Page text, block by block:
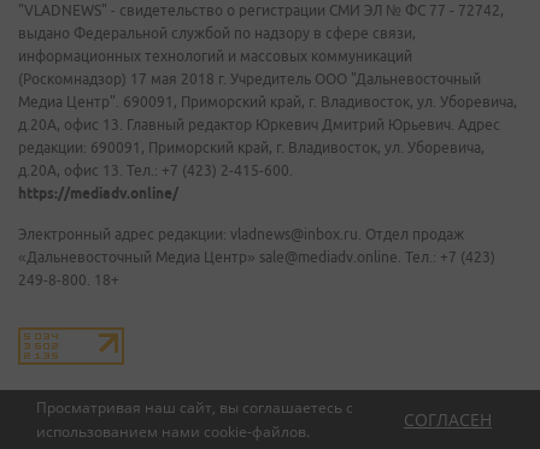
Просматривая наш сайт, вы соглашаетесь с
использованием нами cookie-файлов.
СОГЛАСЕН
"VLADNEWS" - свидетельство о регистрации СМИ ЭЛ № ФС 77 - 72742,
выдано Федеральной службой по надзору в сфере связи,
информационных технологий и массовых коммуникаций
(Роскомнадзор) 17 мая 2018 г. Учредитель ООО "Дальневосточный
Медиа Центр". 690091, Приморский край, г. Владивосток, ул. Уборевича,
д.20А, офис 13. Главный редактор Юркевич Дмитрий Юрьевич. Адрес
редакции: 690091, Приморский край, г. Владивосток, ул. Уборевича,
д.20А, офис 13. Тел.: +7 (423) 2-415-600.
https://mediadv.online/
Электронный адрес редакции: vladnews@inbox.ru. Отдел продаж
«Дальневосточный Медиа Центр» sale@mediadv.online. Тел.: +7 (423)
249-8-800. 18+